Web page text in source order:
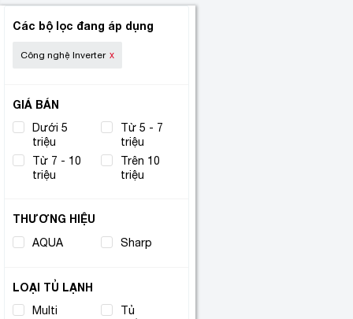
Các bộ lọc đang áp dụng
Công nghệ Inverter
GIÁ BÁN
Dưới 5
triệu
Từ 5 - 7
triệu
Từ 7 - 10
triệu
Trên 10
triệu
THƯƠNG HIỆU
AQUA Sharp
LOẠI TỦ LẠNH
Multi
Tủ